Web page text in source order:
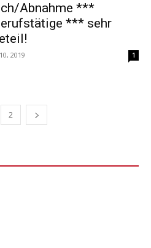
Abnahme ***
*** sehr
2019 1
2